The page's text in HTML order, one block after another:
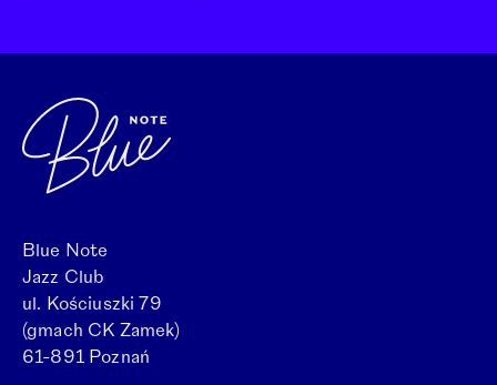
Blue Note
Jazz Club
ul. Kościuszki 79
(gmach CK Zamek)
61-891 Poznań